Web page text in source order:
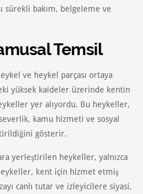
sürekli bakım, belgeleme ve
Temsil
ve heykel parçası ortaya
yüksek kaideler üzerinde kentin
yer alıyordu. Bu heykeller,
kamu hizmeti ve sosyal
gösterir.
yerleştirilen heykeller, yalnızca
kent için hizmet etmiş
canlı tutar ve izleyicilere siyasi,